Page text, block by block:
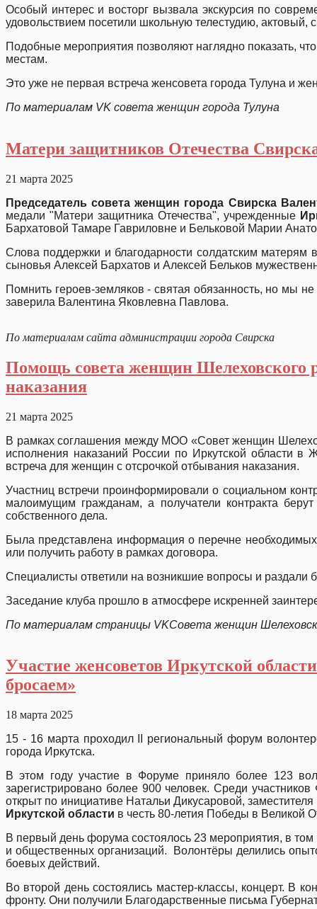
Особый интерес и восторг вызвала экскурсия по
удовольствием посетили школьную телестудию,
Подобные мероприятия позволяют наглядно показать,
местам.
Это уже не первая встреча женсовета города Тулуна и
По материалам VK совета женщин города Тулуна
Матери защитников Отечества
21 марта 2025
Председатель совета женщин города Свирска
медали "Матери защитника Отечества", учрежденные
Бархатовой Тамаре Гавриловне и Бельковой Марии
Слова поддержки и благодарности солдатским
сыновья Алексей Бархатов и Алексей Бельков
Помнить героев-земляков - святая обязанность, но мы
заверила Валентина Яковлевна Павлова.
По материалам сайта администрации города Свирска
Помощь совета женщин Шелеховского
наказания
21 марта 2025
В рамках соглашения между МОО «Совет женщин
исполнения наказаний России по Иркутской области в
встреча для женщин с отсрочкой отбывания наказания.
Участниц встречи проинформировали о социальном
малоимущим гражданам, а получатели контракта
собственного дела.
Была представлена информация о перечне
или получить работу в рамках договора.
Специалисты ответили на возникшие вопросы и
Заседание клуба прошло в атмосфере искренней
По материалам страницы VKСовета женщин
Участие женсоветов Иркутской
бросаем»
18 марта 2025
15 - 16 марта проходил II региональный форум
города Иркутска.
В этом году участие в Форуме приняло более 123
зарегистрировано более 900 человек. Среди
открыт по инициативе Натальи Дикусаровой,
Иркутской области в честь 80-летия Победы в Великой
В первый день форума состоялось 23 мероприятия, в том
и общественных организаций. Волонтёры делились
боевых действий.
Во второй день состоялись мастер-классы, концерт. В
фронту. Они получили Благодарственные письма